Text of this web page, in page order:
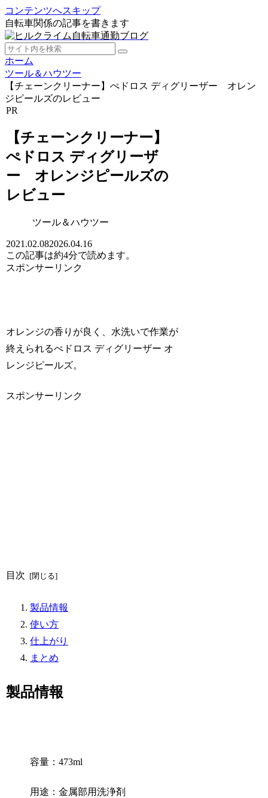
コンテンツへスキップ
自転車関係の記事を書きます
ホーム
ツール＆ハウツー
【チェーンクリーナー】ぺドロス ディグリーザー オレン
ジピールズのレビュー
PR
【チェーンクリーナー】
ぺドロス ディグリーザ
ー オレンジピールズの
レビュー
ツール＆ハウツー
2021.02.082026.04.16
この記事は約4分で読めます。
スポンサーリンク
オレンジの香りが良く、水洗いで作業が
終えられるぺドロス ディグリーザー オ
レンジピールズ。
スポンサーリンク
目次
製品情報
使い方
仕上がり
まとめ
製品情報
容量：473ml
用途：金属部用洗浄剤